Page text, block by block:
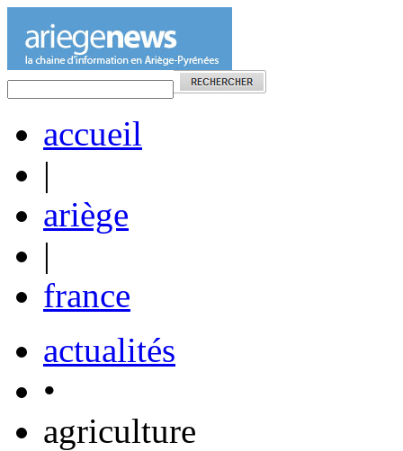
accueil
|
ariège
|
france
actualités
•
agriculture